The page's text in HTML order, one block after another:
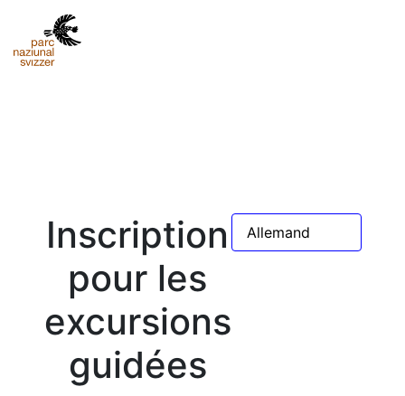
Inscription
pour les
excursions
guidées